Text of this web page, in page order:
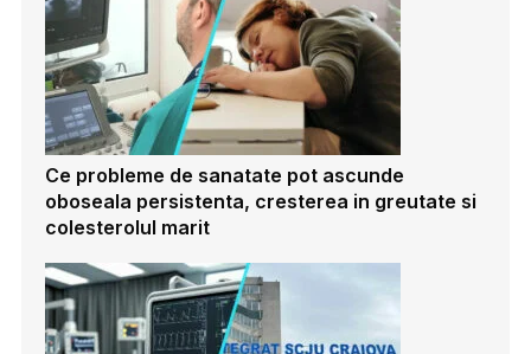
Ce probleme de sanatate pot ascunde
oboseala persistenta, cresterea in greutate si
colesterolul marit